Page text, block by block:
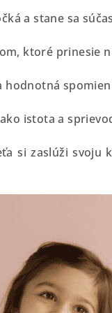
a stane sa
ktoré prinesie
hodnotná
istota a
si zaslúži